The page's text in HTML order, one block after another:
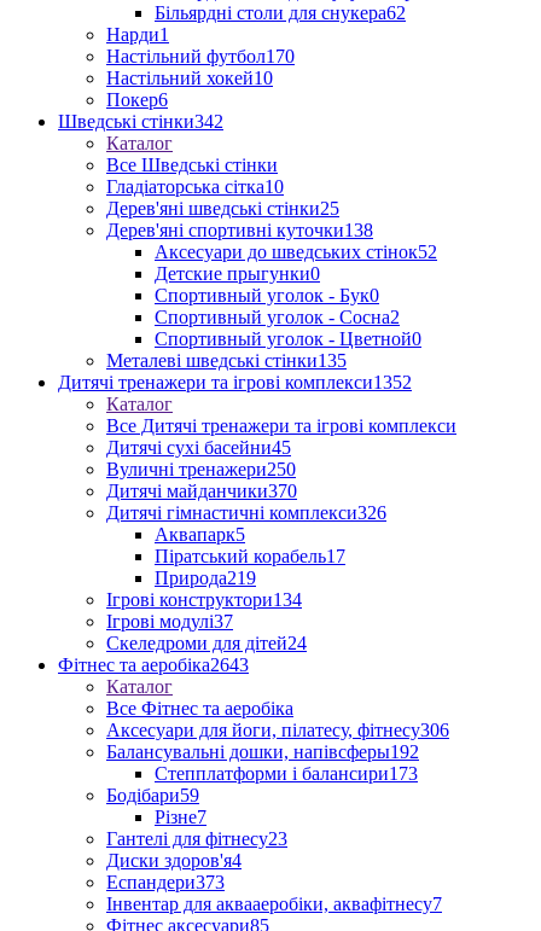
Більярдні столи для снукера62
Нарди1
Настільний футбол170
Настільний хокей10
Покер6
Шведські стінки342
Каталог
Все Шведські стінки
Гладіаторська сітка10
Дерев'яні шведські стінки25
Дерев'яні спортивні куточки138
Аксесуари до шведських стінок52
Детские прыгунки0
Спортивный уголок - Бук0
Спортивный уголок - Сосна2
Спортивный уголок - Цветной0
Металеві шведські стінки135
Дитячі тренажери та ігрові комплекси1352
Каталог
Все Дитячі тренажери та ігрові комплекси
Дитячі сухі басейни45
Вуличні тренажери250
Дитячі майданчики370
Дитячі гімнастичні комплекси326
Аквапарк5
Піратський корабель17
Природа219
Ігрові конструктори134
Ігрові модулі37
Скеледроми для дітей24
Фітнес та аеробіка2643
Каталог
Все Фітнес та аеробіка
Аксесуари для йоги, пілатесу, фітнесу306
Балансувальні дошки, напівсферы192
Степплатформи і балансири173
Бодібари59
Різне7
Гантелі для фітнесу23
Диски здоров'я4
Еспандери373
Інвентар для аквааеробіки, аквафітнесу7
Фітнес аксесуари85